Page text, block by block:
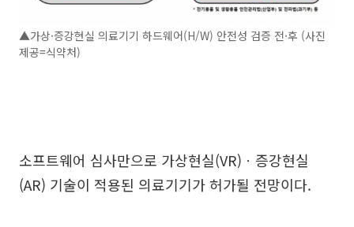
▲가상·증강현실 의료기기 하드웨어(H/W) 안전성 검증 전·후 (사진
제공=식약처)
소프트웨어 심사만으로 가상현실(VR)ㆍ증강현실
(AR) 기술이 적용된 의료기기가 허가될 전망이다.